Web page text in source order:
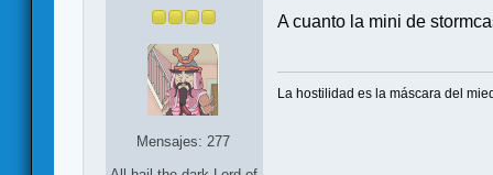
Mensajes: 277
A cuanto la mini de
La hostilidad es la máscara del